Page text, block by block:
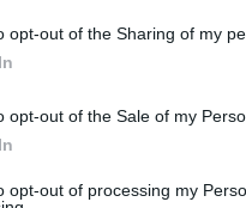
opt-out of the Sharing of my
opt-out of the Sale of my
opt-out of processing my
a középkori Óbuda
térbeli beosztású
az építkezéshez